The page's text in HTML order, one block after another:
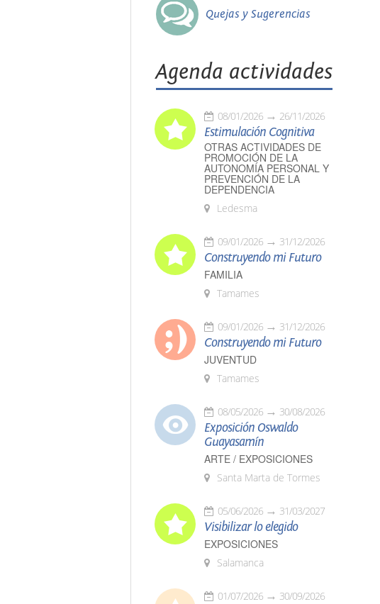
Quejas y Sugerencias
Agenda actividades
08/01/2026 26/11/2026
Estimulación Cognitiva
OTRAS ACTIVIDADES DE
PROMOCIÓN DE LA
AUTONOMÍA PERSONAL Y
PREVENCIÓN DE LA
DEPENDENCIA
Ledesma
09/01/2026 31/12/2026
Construyendo mi Futuro
FAMILIA
Tamames
09/01/2026 31/12/2026
Construyendo mi Futuro
JUVENTUD
Tamames
08/05/2026 30/08/2026
Exposición Oswaldo
Guayasamín
ARTE / EXPOSICIONES
Santa Marta de Tormes
05/06/2026 31/03/2027
Visibilizar lo elegido
EXPOSICIONES
Salamanca
01/07/2026 30/09/2026